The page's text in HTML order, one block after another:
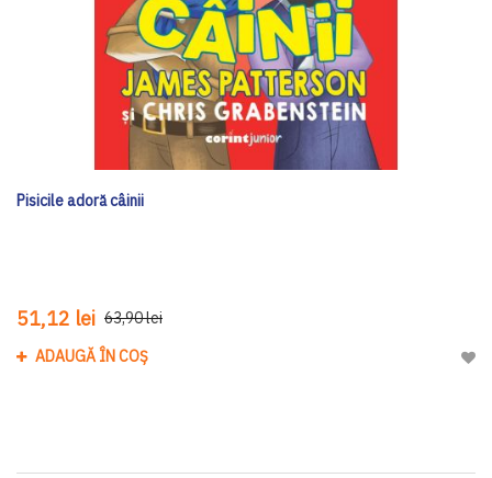
Pisicile adoră câinii
51,12 lei 63,90 lei
ADAUGĂ ÎN COȘ